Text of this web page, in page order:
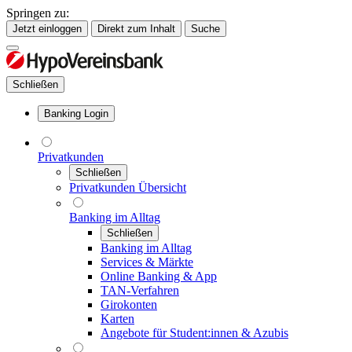
Springen zu:
Jetzt einloggen Direkt zum Inhalt Suche
Schließen
Banking Login
Privatkunden
Schließen
Privatkunden Übersicht
Banking im Alltag
Schließen
Banking im Alltag
Services & Märkte
Online Banking & App
TAN-Verfahren
Girokonten
Karten
Angebote für Student:innen & Azubis